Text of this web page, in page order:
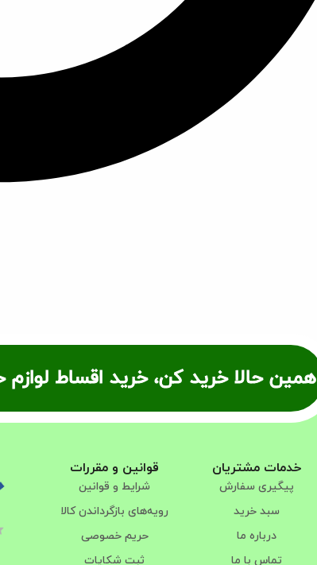
همین حالا خرید کن، خرید اقساط لوازم
خدمات مشتریان
پیگیری سفارش
سبد خرید
درباره ما
تماس با ما
قوانین و مقررات
شرایط و قوانین
رویه‌های بازگرداندن کالا
حریم خصوصی
ثبت شکایات